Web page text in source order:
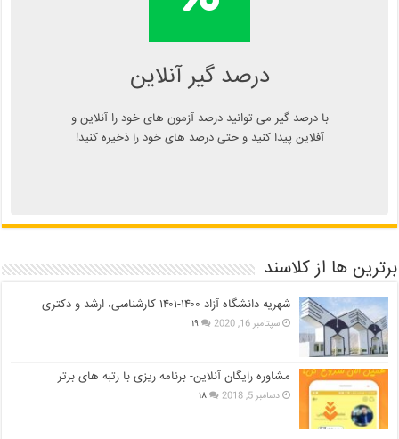
درصد گیر آنلاین
با درصد گیر می توانید درصد آزمون های خود را آنلاین و
آفلاین پیدا کنید و حتی درصد های خود را ذخیره کنید!
اپلیکیشن درصد گیر
برترین ها از کلاسند
شهریه دانشگاه آزاد ۱۴۰۰-۱۴۰۱ کارشناسی، ارشد و دکتری
سپتامبر 16, 2020 ۱۹
مشاوره رایگان آنلاین- برنامه ریزی با رتبه های برتر
دسامبر 5, 2018 ۱۸